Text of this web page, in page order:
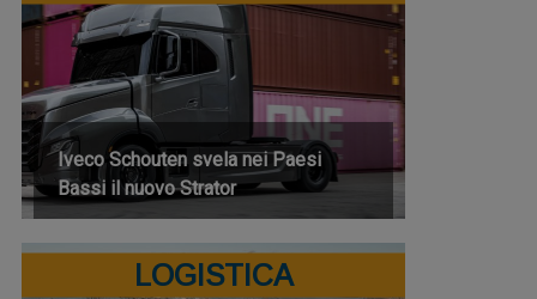
Iveco Schouten svela nei Paesi
Bassi il nuovo Strator
LOGISTICA